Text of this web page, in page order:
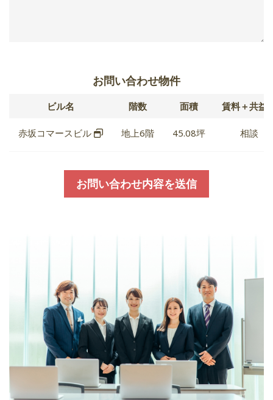
お問い合わせ物件
ビル名 階数 面積 賃料＋共益
赤坂コマースビル 地上6階 45.08坪 相談
お問い合わせ内容を送信